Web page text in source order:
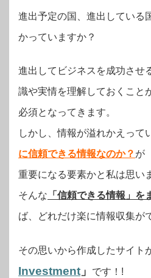
進出予定の国、進出している
かっていますか？
進出してビジネスを成功させ
識や実情を理解しておくこと
必須となってきます。
しかし、情報が溢れかえって
に信頼できる情報なのか？ が
重要になる要素かと私は思い
そんな 「信頼できる情報」を
ば、どれだけ楽に情報収集が
その思いから作成したサイト
Investment 」 です！!